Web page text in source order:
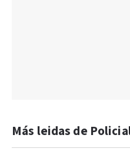
Más leidas de